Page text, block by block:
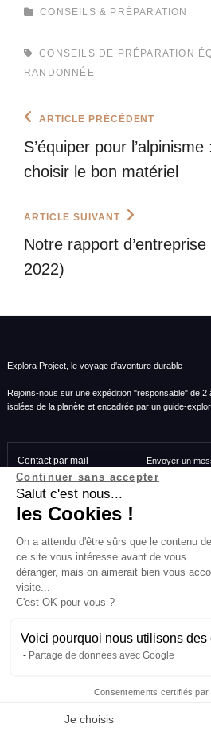
CATEGORIES
CONSEILS & PRÉPARATION
TAGS,CONSEILS DE PRÉPARATION
RANDONNÉE
Navigation
de
l’article
Previous
Post
ARTICLE PRÉCÉDENT
S’équiper pour
choisir le bon matériel
Next
Post
ARTICLE SUIVANT
Notre rapport
2022)
Explora Project, le voyage d'aventure durable
Rejoins-nous sur une expédition "responsable" de
isolées de la planète et encadrée par un guide-
Contact par mail Envoyer un
Contacter par téléphone du lundi au
Disponibles du lundi au vendredi, de
9h à 18h
Matériel de qualité
Continuer sans accepter
Salut c'est nous...
les Cookies !
On a attendu d'être sûrs que le contenu de
ce site vous intéresse avant de vous
déranger, mais on aimerait bien vous
visite...
C'est OK pour vous ?
Voici pourquoi nous utilisons des
Partage de données avec Google
Consentements certifiés par
Je choisis